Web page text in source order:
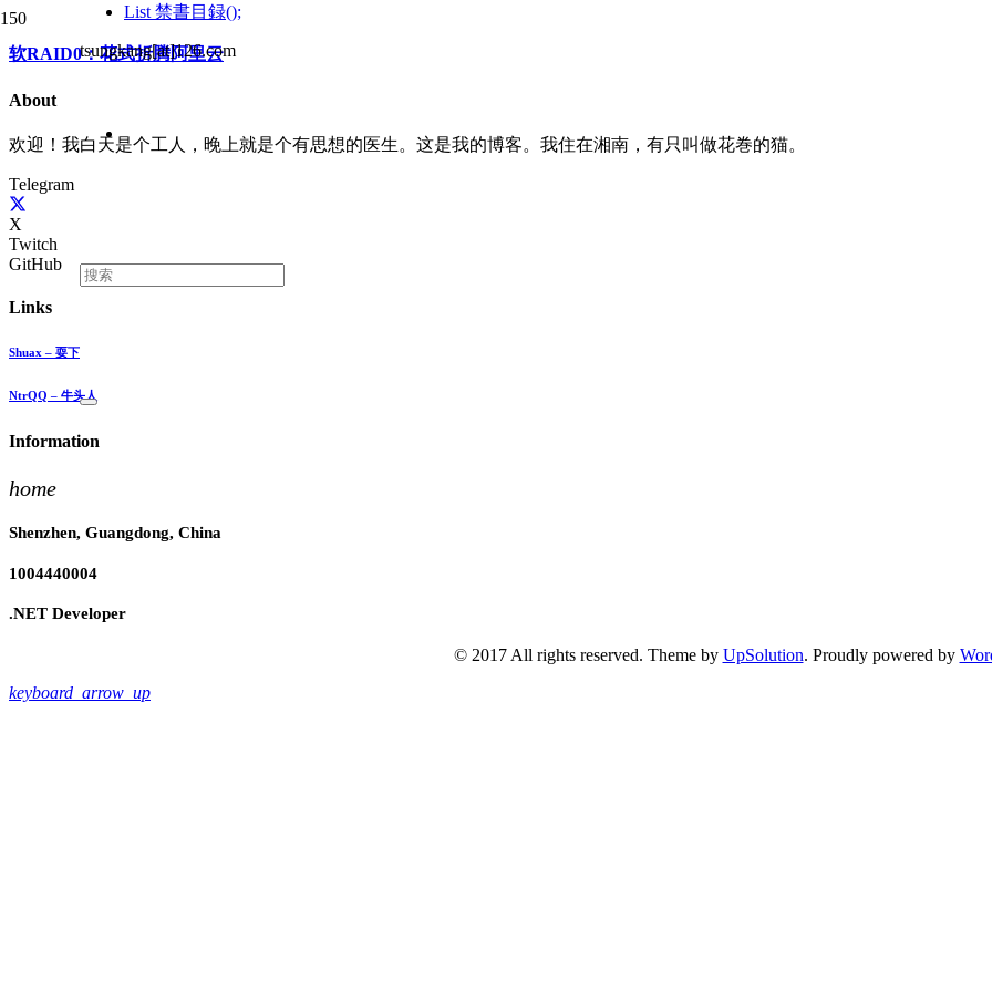
tsungkang[at]126.com
List 禁書目録();
软RAID0：花式折腾阿里云
About
欢迎！我白天是个工人，晚上就是个有思想的医生。这是我的博客。我住在湘南，有只叫做花巻的猫。
Telegram
X
Twitch
GitHub
Links
Shuax – 耍下
NtrQQ – 牛头人
Information
home
Shenzhen, Guangdong, China
1004440004
.NET Developer
© 2017 All rights reserved. Theme by UpSolution. Proudly powered by
keyboard_arrow_up